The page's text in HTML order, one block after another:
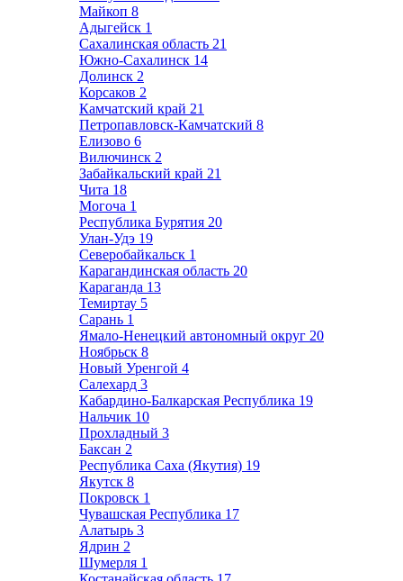
Майкоп 8
Адыгейск 1
Сахалинская область 21
Южно-Сахалинск 14
Долинск 2
Корсаков 2
Камчатский край 21
Петропавловск-Камчатский 8
Елизово 6
Вилючинск 2
Забайкальский край 21
Чита 18
Могоча 1
Республика Бурятия 20
Улан-Удэ 19
Северобайкальск 1
Карагандинская область 20
Караганда 13
Темиртау 5
Сарань 1
Ямало-Ненецкий автономный округ 20
Ноябрьск 8
Новый Уренгой 4
Салехард 3
Кабардино-Балкарская Республика 19
Нальчик 10
Прохладный 3
Баксан 2
Республика Саха (Якутия) 19
Якутск 8
Покровск 1
Чувашская Республика 17
Алатырь 3
Ядрин 2
Шумерля 1